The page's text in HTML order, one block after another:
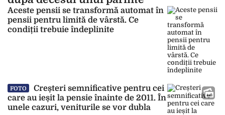
Aceste pensii se transformă automat în
pensii pentru limită de vârstă. Ce
condiții trebuie îndeplinite
FOTO
Creșteri semnificative pentru cei
care au ieșit la pensie înainte de 2011. În
unele cazuri, veniturile se vor dubla